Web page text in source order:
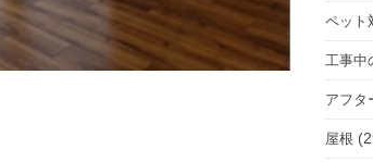
ペット
工事中
アフタ
屋根